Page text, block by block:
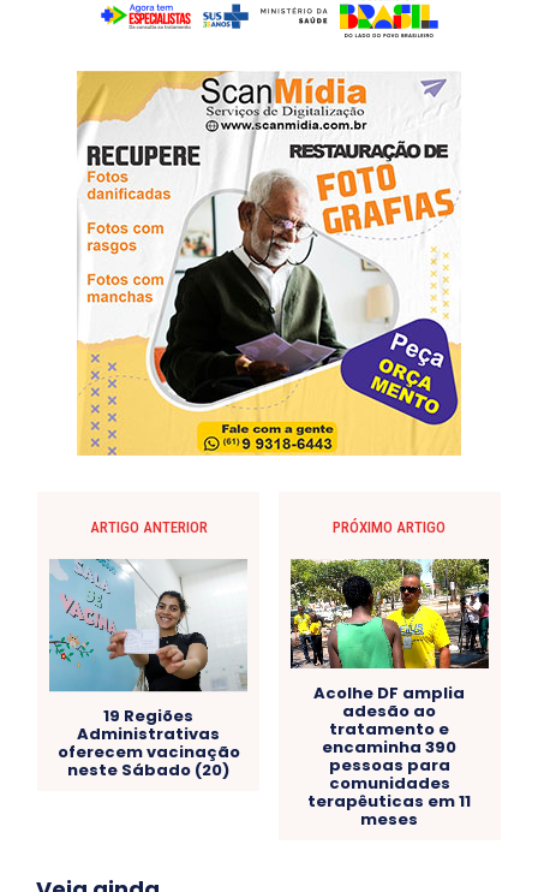
ARTIGO ANTERIOR
19 Regiões
Administrativas
oferecem vacinação
neste Sábado (20)
PRÓXIMO ARTIGO
Acolhe DF amplia
adesão ao
tratamento e
encaminha 390
pessoas para
comunidades
terapêuticas em 11
meses
Acre